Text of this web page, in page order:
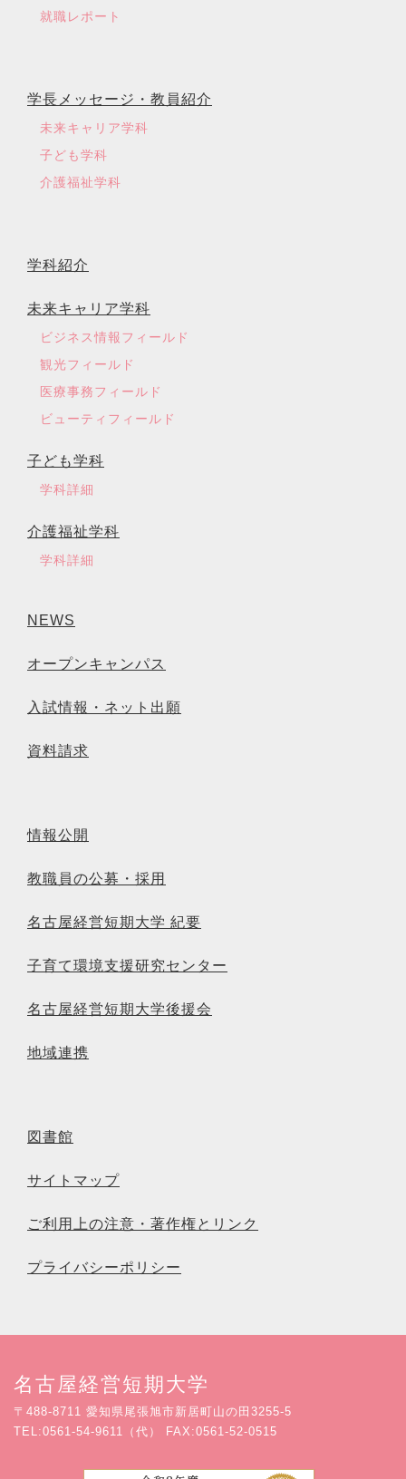
就職レポート
学長メッセージ・教員紹介
未来キャリア学科
子ども学科
介護福祉学科
学科紹介
未来キャリア学科
ビジネス情報フィールド
観光フィールド
医療事務フィールド
ビューティフィールド
子ども学科
学科詳細
介護福祉学科
学科詳細
NEWS
オープンキャンパス
入試情報・ネット出願
資料請求
情報公開
教職員の公募・採用
名古屋経営短期大学 紀要
子育て環境支援研究センター
名古屋経営短期大学後援会
地域連携
図書館
サイトマップ
ご利用上の注意・著作権とリンク
プライバシーポリシー
名古屋経営短期大学
〒488-8711 愛知県尾張旭市新居町山の田3255-5
TEL:0561-54-9611（代） FAX:0561-52-0515